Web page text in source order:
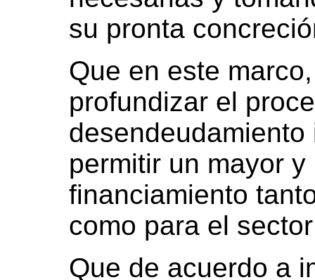
su pronta
Que en este
profundizar el
permitir un mayor
financiamiento
como para el
Que de acuerdo a